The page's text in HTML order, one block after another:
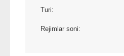
Turi:
Rejimlar soni: